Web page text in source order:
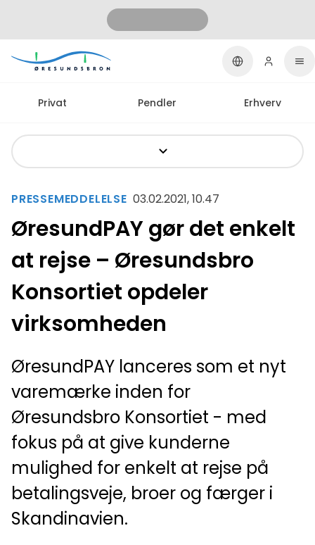
Privat Pendler Erhverv
PRESSEMEDDELELSE 03.02.2021, 10.47
ØresundPAY gør det enkelt
at rejse – Øresundsbro
Konsortiet opdeler
virksomheden
ØresundPAY lanceres som et nyt
varemærke inden for
Øresundsbro Konsortiet - med
fokus på at give kunderne
mulighed for enkelt at rejse på
betalingsveje, broer og færger i
Skandinavien.